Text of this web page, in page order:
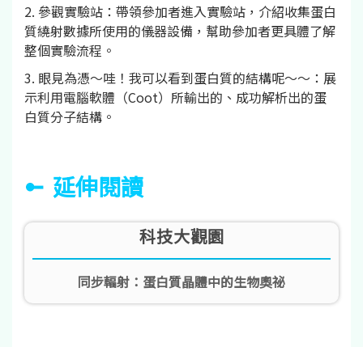
2. 參觀實驗站：帶領參加者進入實驗站，介紹收集蛋白
質繞射數據所使用的儀器設備，幫助參加者更具體了解
整個實驗流程。
3. 眼見為憑～哇！我可以看到蛋白質的結構呢～～：展
示利用電腦軟體（Coot）所輸出的、成功解析出的蛋
白質分子結構。
延伸閱讀
科技大觀園
同步輻射：蛋白質晶體中的生物奧祕